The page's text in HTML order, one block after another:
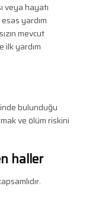
veya hayatı
yardım
mevcut
ilk yardım
bulunduğu
ve ölüm riskini
haller